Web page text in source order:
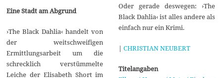
Eine Stadt am Abgrund
›The Black Dahlia‹ handelt von
der weitschweifigen
Ermittlungsarbeit um die
schrecklich verstümmelte
Leiche der Elisabeth Short im
Oder gerade deswegen: ›The
Black Dahlia‹ ist alles andere als
einfach nur ein Krimi.
| CHRISTIAN NEUBERT
Titelangaben